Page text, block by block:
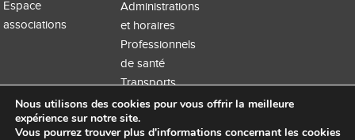
Espace
associations
Administrations
et horaires
Professionnels
de santé
Transports
Nous utilisons des cookies pour vous offrir la meilleure
expérience sur notre site.
Vous pourrez trouver plus d'informations concernant les cookies